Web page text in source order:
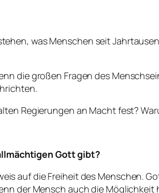
was Menschen seit
die großen Fragen des
Regierungen an Macht fest?
Gott gibt?
auf die Freiheit des Menschen.
der Mensch auch die Möglichkeit